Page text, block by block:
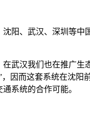
阳、武汉、深圳等中
武汉我们也在推广生
因而这套系统在沈阳
系统的合作可能。